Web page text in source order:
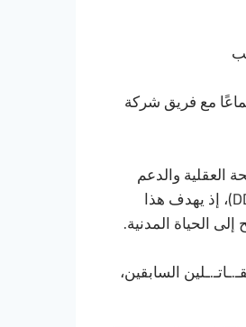
مع فريق شركة
والدعم
النفسي والاجتماعي كجزء من برنامج نزع الـ.ـسـ.ـلاح والتسـ.ـريح وإعادة الإدماج (DDR)، إذ يهدف هذا
إلى الحياة المدنية.
السابقين،